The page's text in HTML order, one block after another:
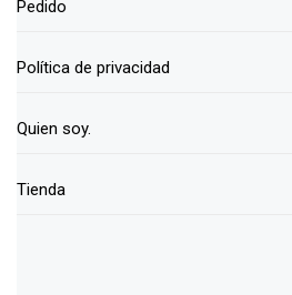
Pedido
Política de privacidad
Quien soy.
Tienda